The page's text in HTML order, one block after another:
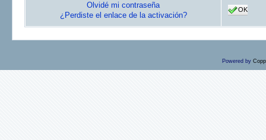
Olvidé mi contraseña
¿Perdiste el enlace de la activación?
OK
Powered by